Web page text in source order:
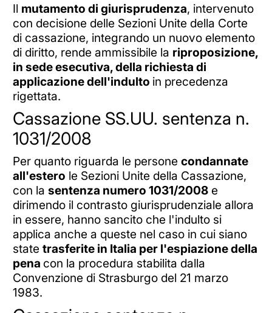
Il mutamento di giurisprudenza, intervenuto
con decisione delle Sezioni Unite della Corte
di cassazione, integrando un nuovo elemento
di diritto, rende ammissibile la riproposizione,
in sede esecutiva, della richiesta di
applicazione dell'indulto in precedenza
rigettata.
Cassazione SS.UU. sentenza n.
1031/2008
Per quanto riguarda le persone condannate
all'estero le Sezioni Unite della Cassazione,
con la sentenza numero 1031/2008e
dirimendo il contrasto giurisprudenziale allora
in essere, hanno sancito che l'indulto si
applica anche a queste nel caso in cui siano
state trasferite in Italia per l'espiazione della
pena con la procedura stabilita dalla
Convenzione di Strasburgo del 21 marzo
1983.